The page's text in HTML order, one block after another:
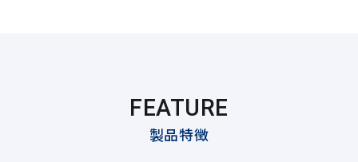
FEATURE
製品特徴